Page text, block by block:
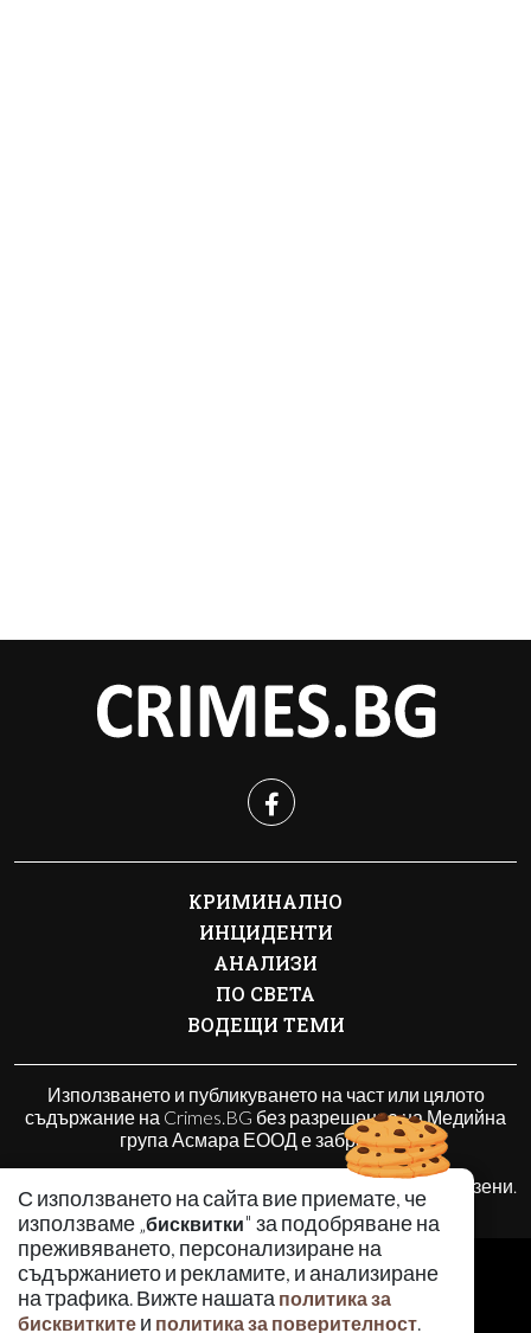
С използването на сайта вие приемате, че
използваме „бисквитки" за подобряване на
преживяването, персонализиране на
съдържанието и рекламите, и анализиране
на трафика. Вижте нашата политика за
бисквитките и политика за поверителност.
КРИМИНАЛНО
ИНЦИДЕНТИ
АНАЛИЗИ
ПО СВЕТА
ВОДЕЩИ ТЕМИ
Използването и публикуването на част или цялото
съдържание на Crimes.BG без разрешение на Медийна
група Асмара ЕООД е забранено.
© 2010 - 2026 | Crimes.BG. Всички права запазени.
РЕКЛАМА
КОНТАКТИ
ОБЩИ УСЛОВИЯ